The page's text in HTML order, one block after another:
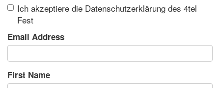
Ich akzeptiere die Datenschutzerklärung des 4tel
Fest
Email Address
First Name